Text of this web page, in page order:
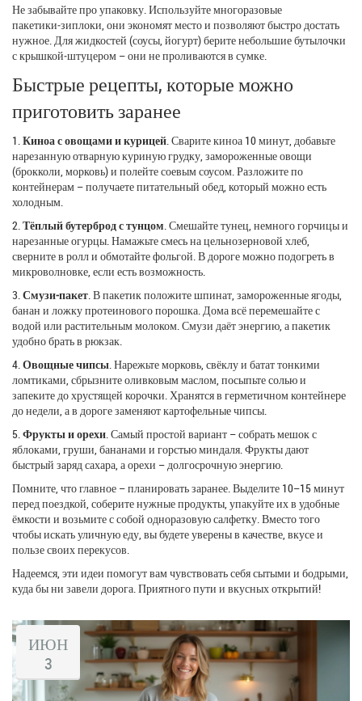
Не забывайте про упаковку. Используйте многоразовые
пакетики‑зиплоки, они экономят место и позволяют быстро достать
нужное. Для жидкостей (соусы, йогурт) берите небольшие бутылочки
с крышкой‑штуцером – они не проливаются в сумке.
Быстрые рецепты, которые можно
приготовить заранее
1. Киноа с овощами и курицей . Сварите киноа 10 минут, добавьте
нарезанную отварную куриную грудку, замороженные овощи
(брокколи, морковь) и полейте соевым соусом. Разложите по
контейнерам – получаете питательный обед, который можно есть
холодным.
2. Тёплый бутерброд с тунцом . Смешайте тунец, немного горчицы и
нарезанные огурцы. Намажьте смесь на цельнозерновой хлеб,
сверните в ролл и обмотайте фольгой. В дороге можно подогреть в
микроволновке, если есть возможность.
3. Смузи‑пакет . В пакетик положите шпинат, замороженные ягоды,
банан и ложку протеинового порошка. Дома всё перемешайте с
водой или растительным молоком. Смузи даёт энергию, а пакетик
удобно брать в рюкзак.
4. Овощные чипсы . Нарежьте морковь, свёклу и батат тонкими
ломтиками, сбрызните оливковым маслом, посыпьте солью и
запеките до хрустящей корочки. Хранятся в герметичном контейнере
до недели, а в дороге заменяют картофельные чипсы.
5. Фрукты и орехи . Самый простой вариант – собрать мешок с
яблоками, груши, бананами и горстью миндаля. Фрукты дают
быстрый заряд сахара, а орехи – долгосрочную энергию.
Помните, что главное – планировать заранее. Выделите 10–15 минут
перед поездкой, соберите нужные продукты, упакуйте их в удобные
ёмкости и возьмите с собой одноразовую салфетку. Вместо того
чтобы искать уличную еду, вы будете уверены в качестве, вкусе и
пользе своих перекусов.
Надеемся, эти идеи помогут вам чувствовать себя сытыми и бодрыми,
куда бы ни завели дорога. Приятного пути и вкусных открытий!
ИЮН
3